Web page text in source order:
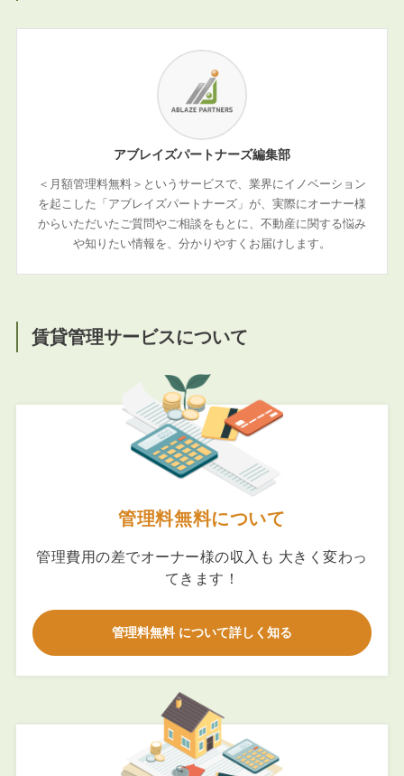
アブレイズパートナーズ編集部
＜月額管理料無料＞というサービスで、業界にイノベーション
を起こした「アブレイズパートナーズ」が、実際にオーナー様
からいただいたご質問やご相談をもとに、不動産に関する悩み
や知りたい情報を、分かりやすくお届けします。
賃貸管理サービスについて
管理料無料について
管理費用の差でオーナー様の収入も 大きく変わっ
てきます！
管理料無料 について詳しく知る